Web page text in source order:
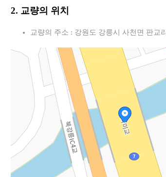
2. 교량의 위치
교량의 주소 : 강원도 강릉시 사천면 판교리